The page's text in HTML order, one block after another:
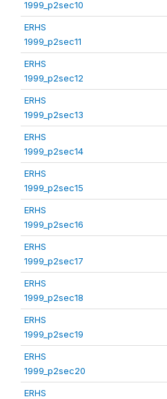
1999_p2sec10
ERHS
1999_p2sec11
ERHS
1999_p2sec12
ERHS
1999_p2sec13
ERHS
1999_p2sec14
ERHS
1999_p2sec15
ERHS
1999_p2sec16
ERHS
1999_p2sec17
ERHS
1999_p2sec18
ERHS
1999_p2sec19
ERHS
1999_p2sec20
ERHS